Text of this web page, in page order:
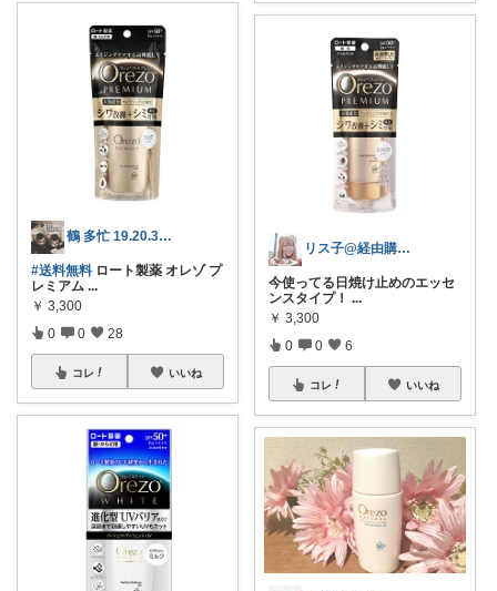
鶴 多忙 19.20.30日感謝🫶
#送料無料 ロート製薬 オレゾ プ
レミアム ...
￥ 3,300
0 0 28
コレ いいね
リス子@経由購入感謝
今使ってる日焼け止めのエッセ
ンスタイプ！ ...
￥ 3,300
0 0 6
コレ いいね